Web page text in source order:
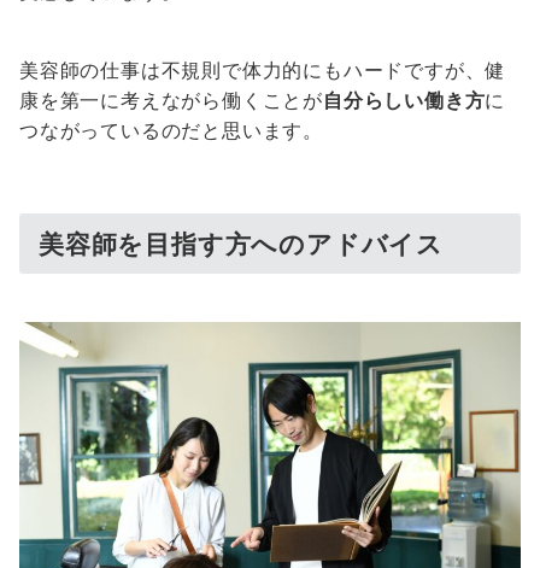
美容師の仕事は不規則で体力的にもハードですが、健
康を第一に考えながら働くことが自分らしい働き方に
つながっているのだと思います。
美容師を目指す方へのアドバイス